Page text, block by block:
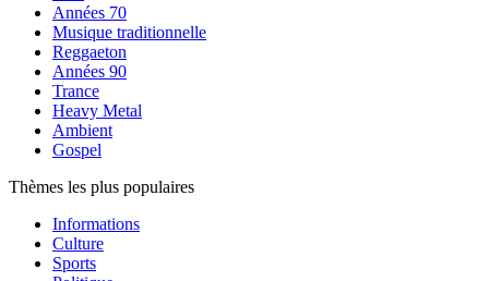
Années 70
Musique traditionnelle
Reggaeton
Années 90
Trance
Heavy Metal
Ambient
Gospel
Thèmes les plus populaires
Informations
Culture
Sports